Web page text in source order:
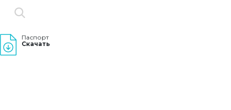
Паспорт
Скачать